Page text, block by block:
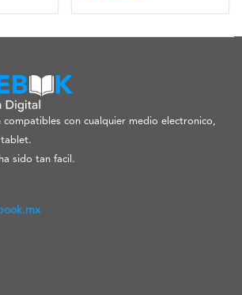
compatibles con cualquier medio electronico,
sido tan facil.